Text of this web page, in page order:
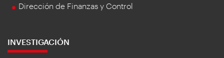
Dirección de Finanzas y Control
INVESTIGACIÓN